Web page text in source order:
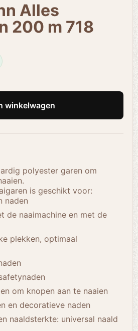
Alles
200 m 718
winkelwagen
polyester garen om
is geschikt voor:
naden
de naaimachine en met de
plekken, optimaal
om knopen aan te naaien
en decoratieve naden
naaldsterkte: universal naald